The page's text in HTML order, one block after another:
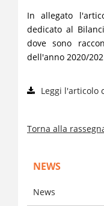
In allegato
dedicato al
dove sono
dell'anno 2020/
Leggi l'articolo
Torna alla
NEWS
News